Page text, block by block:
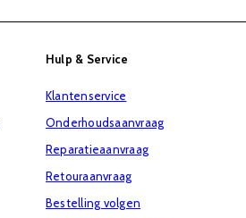
Hulp & Service
Klantenservice
Onderhoudsaanvraag
Reparatieaanvraag
Retouraanvraag
Bestelling volgen